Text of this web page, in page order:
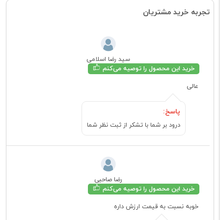
تجربه خرید مشتریان
سید رضا اسلامی
خرید این محصول را توصیه می‌کنم
عالی
پاسخ:
درود بر شما با تشکر از ثبت نظر شما
رضا صاحبی
خرید این محصول را توصیه می‌کنم
خوبه نسبت به قیمت ارزش داره